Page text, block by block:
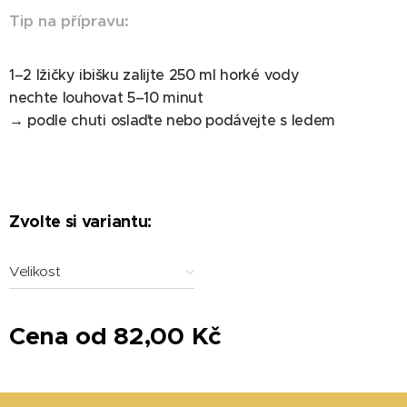
Tip na přípravu:
1–2 lžičky ibišku zalijte 250 ml horké vody
nechte louhovat 5–10 minut
→ podle chuti oslaďte nebo podávejte s ledem
Zvolte si variantu:
Velikost
Cena od 82,00 Kč